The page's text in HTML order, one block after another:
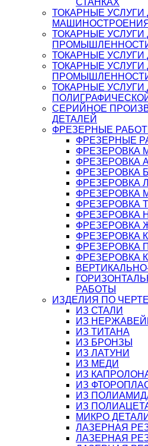
СТАНКАХ
ТОКАРНЫЕ УСЛУГИ
МАШИНОСТРОЕНИЯ
ТОКАРНЫЕ УСЛУГИ
ТОКАРНЫЕ
ТОКАРНЫЕ
ТОКАРНЫЕ УСЛУГИ
СЕРИЙНОЕ
ДЕТАЛЕЙ
ФРЕЗЕРНЫЕ
ФРЕЗЕРНЫЕ
ФРЕЗЕРОВКА
ФРЕЗЕРОВКА
ФРЕЗЕРОВКА
ФРЕЗЕРОВКА
ФРЕЗЕРОВКА
ФРЕЗЕРОВКА
ФРЕЗЕРОВКА
ФРЕЗЕРОВКА
ФРЕЗЕРОВКА
ФРЕЗЕРОВКА
ФРЕЗЕРОВКА
РАБОТЫ
ИЗДЕЛИЯ ПО
ИЗ СТАЛИ
ИЗ
ИЗ ТИТАНА
ИЗ БРОНЗЫ
ИЗ ЛАТУНИ
ИЗ МЕДИ
ИЗ
ИЗ
ИЗ
ИЗ
МИКРО ДЕТАЛИ
ЛАЗЕРНАЯ
ЛАЗЕРНАЯ